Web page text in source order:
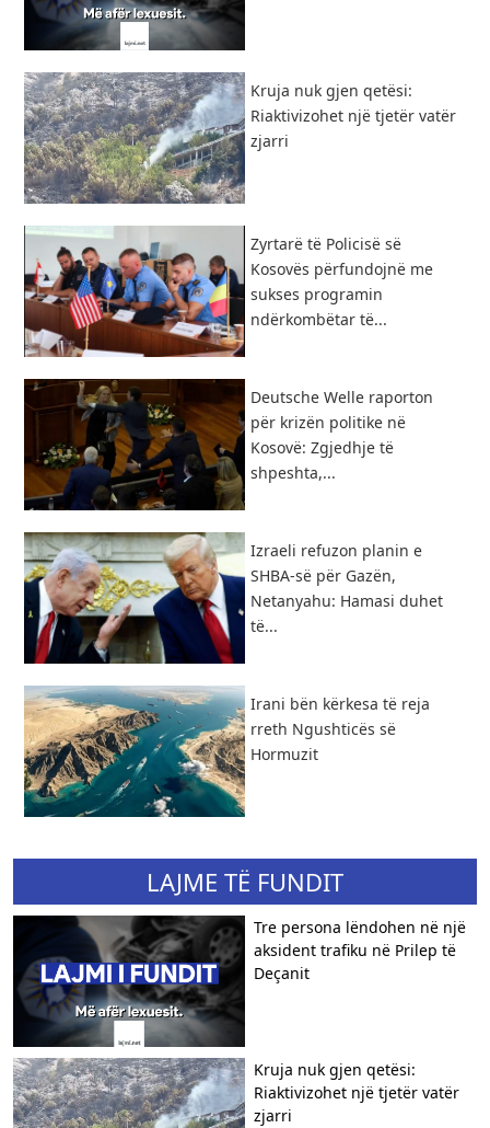
Kruja nuk gjen qetësi:
Riaktivizohet një tjetër vatër
zjarri
Zyrtarë të Policisë së
Kosovës përfundojnë me
sukses programin
ndërkombëtar të...
Deutsche Welle raporton
për krizën politike në
Kosovë: Zgjedhje të
shpeshta,...
Izraeli refuzon planin e
SHBA-së për Gazën,
Netanyahu: Hamasi duhet
të...
​Irani bën kërkesa të reja
rreth Ngushticës së
Hormuzit
LAJME TË FUNDIT
Tre persona lëndohen në një
aksident trafiku në Prilep të
Deçanit
Kruja nuk gjen qetësi:
Riaktivizohet një tjetër vatër
zjarri